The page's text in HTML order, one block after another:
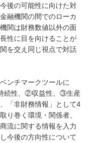
後の可能性に向けた対
融機関の間でのローカ
関は財務数値以外の面
性に目を向けることが
を交え同じ視点で対話
ンチマークツールに
続性、②収益性、③生産
「非財務情報」として4
巻く環境・関係者、
流に関する情報を入力
今後の方向性について